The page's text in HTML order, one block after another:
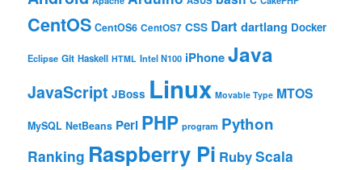
CentOS CentOS6 CentOS7 CSS Dart dartlang Docker
Eclipse Git Haskell HTML Intel N100 iPhoneJava
JavaScript JBoss Linux Movable Type MTOS
MySQL NetBeans Perl PHP program Python
Ranking Raspberry Pi RubyScala